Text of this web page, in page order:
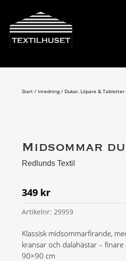
Start/ Inredning/ Dukar, Löpare & Tabletter
Midsommar
Redlunds Textil
349 kr
Artikelnr: 29959
Klassisk midsommarfirande,
kransar och dalahästar –
90×90 cm